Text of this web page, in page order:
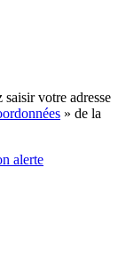
votre adresse
» de la
alerte